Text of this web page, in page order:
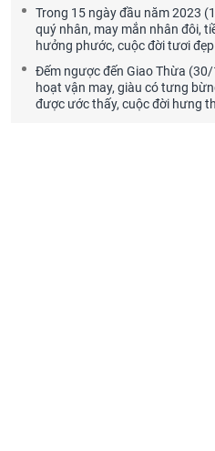
Trong 15 ngày đầu năm 2023
quý nhân, may mắn nhân đôi,
hưởng phước, cuộc đời tươi đẹp
Đếm ngược đến Giao Thừa
hoạt vận may, giàu có tưng
được ước thấy, cuộc đời hưng